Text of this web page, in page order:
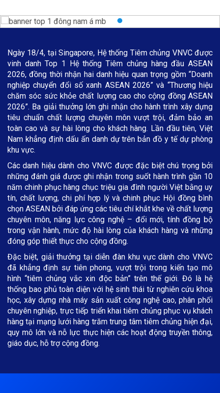
Ngày 18/4, tại Singapore, Hệ thống Tiêm chủng VNVC được
vinh danh Top 1 Hệ thống Tiêm chủng hàng đầu ASEAN
2026, đồng thời nhận hai danh hiệu quan trọng gồm “Doanh
nghiệp chuyển đổi số xanh ASEAN 2026” và “Thương hiệu
chăm sóc sức khỏe chất lượng cao cho cộng đồng ASEAN
2026”. Ba giải thưởng lớn ghi nhận cho hành trình xây dựng
tiêu chuẩn chất lượng chuyên môn vượt trội, đảm bảo an
toàn cao và sự hài lòng cho khách hàng. Lần đầu tiên, Việt
Nam khẳng định dấu ấn danh dự trên bản đồ y tế dự phòng
khu vực.
Các danh hiệu dành cho VNVC được đặc biệt chú trọng bởi
những đánh giá được ghi nhận trong suốt hành trình gần 10
năm chinh phục hàng chục triệu gia đình người Việt bằng uy
tín, chất lượng, chi phí hợp lý và chinh phục Hội đồng bình
chọn ASEAN bởi đáp ứng các tiêu chí khắt khe về chất lượng
chuyên môn, năng lực công nghệ – đổi mới, tính đồng bộ
trong vận hành, mức độ hài lòng của khách hàng và những
đóng góp thiết thực cho cộng đồng.
Đặc biệt, giải thưởng tại diễn đàn khu vực dành cho VNVC
đã khẳng định sự tiên phong, vượt trội trong kiến tạo mô
hình “tiêm chủng vắc xin độc bản” trên thế giới. Đó là hệ
thống bao phủ toàn diện với hệ sinh thái từ nghiên cứu khoa
học, xây dựng nhà máy sản xuất công nghệ cao, phân phối
chuyên nghiệp, trực tiếp triển khai tiêm chủng phục vụ khách
hàng tại mạng lưới hàng trăm trung tâm tiêm chủng hiện đại,
quy mô lớn và nỗ lực thực hiện các hoạt động truyền thông,
giáo dục, hỗ trợ cộng đồng.